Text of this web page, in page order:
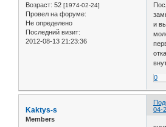
Возраст: 52 [1974-02-24]
Провел на форуме:
Не определено
Последний визит:
2012-08-13 21:23:36
и
0
04-
Kaktys-s
Members